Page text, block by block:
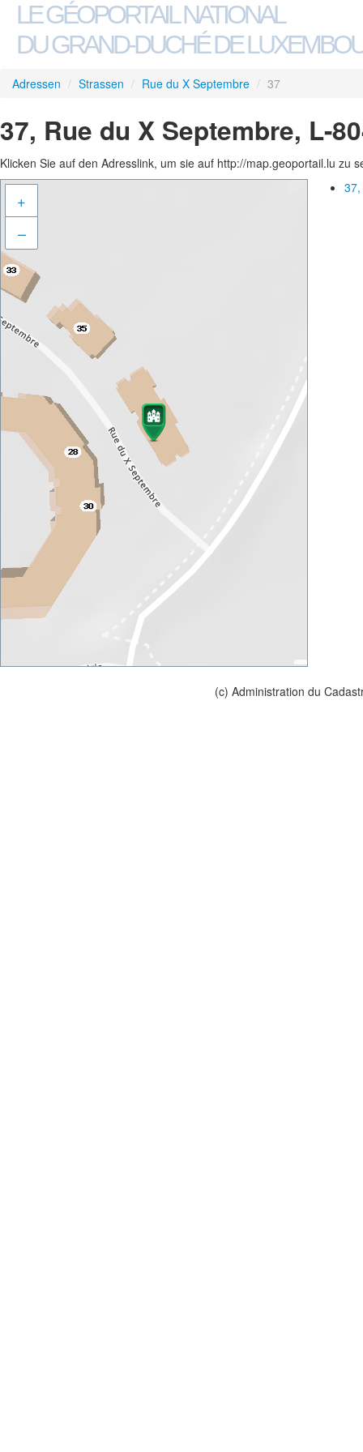
LE GÉOPORTAIL NATIONAL
DU GRAND-DUCHÉ DE
Adressen / Strassen / Rue du X Septembre / 37
37, Rue du X Septembre, L-
Klicken Sie auf den Adresslink, um sie auf http://map.geoportail.lu zu
+
–
(c) Administration du